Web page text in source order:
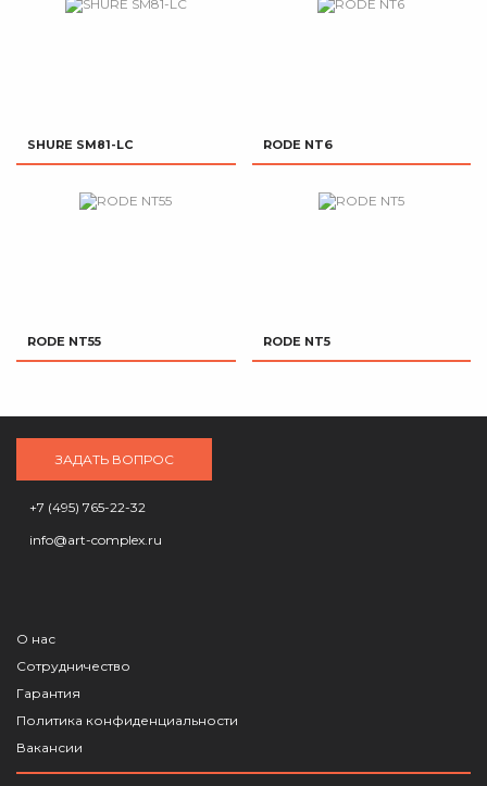
SHURE SM81-LC RODE NT6
RODE NT55 RODE NT5
ЗАДАТЬ ВОПРОС
+7 (495) 765-22-32
info@art-complex.ru
О нас
Сотрудничество
Гарантия
Политика конфиденциальности
Вакансии